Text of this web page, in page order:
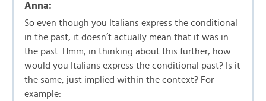
Anna:
So even though you Italians express the conditional
in the past, it doesn’t actually mean that it was in
the past. Hmm, in thinking about this further, how
would you Italians express the conditional past? Is it
the same, just implied within the context? For
example: